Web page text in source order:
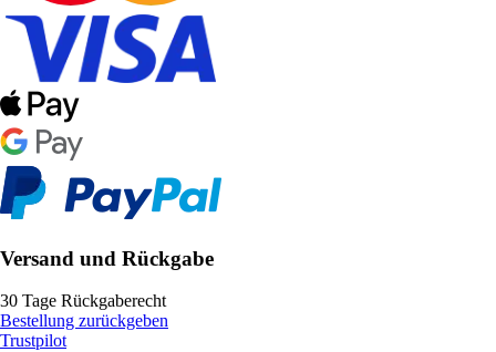
Versand und Rückgabe
30 Tage Rückgaberecht
Bestellung zurückgeben
Trustpilot